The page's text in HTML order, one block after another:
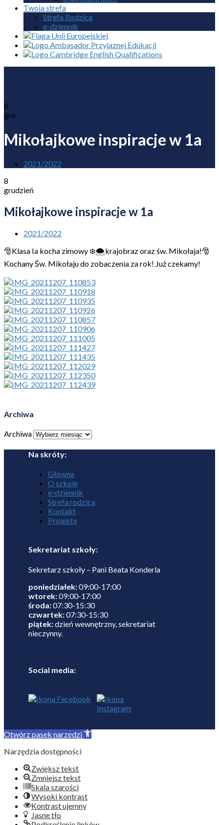
Twoja strefa
Strefa Rodzica
e-dziennik
8
gru
Mikołajkowe inspiracje w 1a
2021/2022
8
grudzień
Mikołajkowe inspiracje w 1a
2021/2022
🎅Klasa Ia kocha zimowy ❄️🌨️krajobraz oraz św. Mikołaja!🎅
Kochany Św. Mikołaju do zobaczenia za rok! Już czekamy!
Archiwa
Archiwa
Na skróty:
Główna
O szkole
e-dziennik
Strefa rodzica
Kontakt
Projekty
Sekretariat szkoły:
Sekretarz szkoły – Pani Beata Konderla
poniedziałek:09:00-17:00
wtorek:09:00-17:00
środa:07:30-15:30
czwartek:07:30-15:30
piątek:dzień wewnętrzny, sekretariat
nieczynny.
Social media:
Otwórz pasek narzędzi
Narzędzia dostępności
Zwiększ tekst
Zmniejsz tekst
Skala szarości
Wysoki kontrast
Kontrast ujemny
Jasne tło